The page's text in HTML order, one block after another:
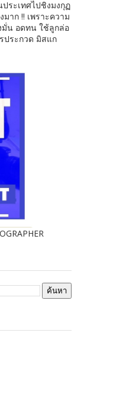
ระเทศไปชิงมงกุฏ
มาก !! เพราะความ
มั่น อดทน ใช้ลูกล่อ
ประกวด มิสแก